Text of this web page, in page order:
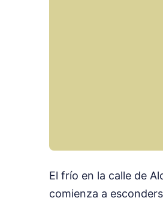
El frío en la calle de
comienza a